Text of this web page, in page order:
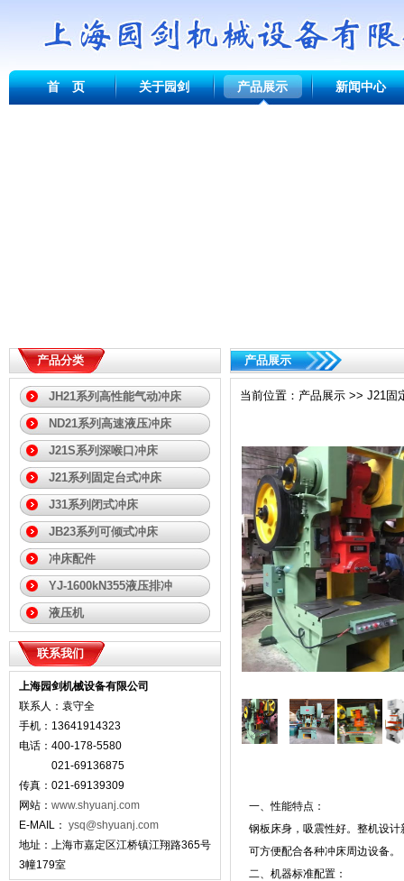
首 页 关于园剑 产品展示 新闻中心
产品分类
JH21系列高性能气动冲床
ND21系列高速液压冲床
J21S系列深喉口冲床
J21系列固定台式冲床
J31系列闭式冲床
JB23系列可倾式冲床
冲床配件
YJ-1600kN355液压排冲
液压机
联系我们
上海园剑机械设备有限公司
联系人：袁守全
手机：13641914323
电话：400-178-5580
021-69136875
传真：021-69139309
网站： www.shyuanj.com
E-MAIL： ysq@shyuanj.com
地址：上海市嘉定区江桥镇江翔路365号
3幢179室
产品展示
当前位置：产品展示 >> J21固
一、性能特点：
钢板床身，吸震性好。整机设
可方便配合各种冲床周边设备。
二、机器标准配置：